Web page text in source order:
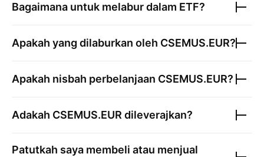
Bagaimana untuk melabur dalam ETF?
Apakah yang dilaburkan oleh CSEMUS.EUR?
Apakah nisbah perbelanjaan CSEMUS.EUR?
Adakah CSEMUS.EUR dileverajkan?
Patutkah saya membeli atau menjual